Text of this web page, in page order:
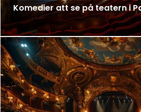
Komedier att se på teatern i